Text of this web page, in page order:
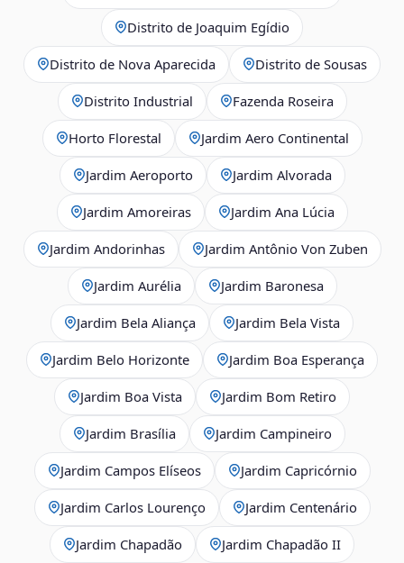
Distrito de Joaquim Egídio
Distrito de Nova Aparecida Distrito de Sousas
Distrito Industrial Fazenda Roseira
Horto Florestal Jardim Aero Continental
Jardim Aeroporto Jardim Alvorada
Jardim Amoreiras Jardim Ana Lúcia
Jardim Andorinhas Jardim Antônio Von Zuben
Jardim Aurélia Jardim Baronesa
Jardim Bela Aliança Jardim Bela Vista
Jardim Belo Horizonte Jardim Boa Esperança
Jardim Boa Vista Jardim Bom Retiro
Jardim Brasília Jardim Campineiro
Jardim Campos Elíseos Jardim Capricórnio
Jardim Carlos Lourenço Jardim Centenário
Jardim Chapadão Jardim Chapadão II